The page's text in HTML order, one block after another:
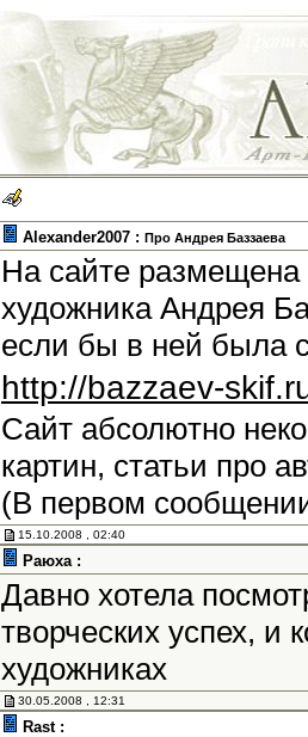
Alexander2007 : Про Андрея Баззаева
На сайте размещена
художника Андрея
если бы в ней была
http://bazzaev-
Сайт абсолютно
картин, статьи про
(В первом
15.10.2008 , 02:40
Раюха :
Давно хотела
творческих успех,
художниках
30.05.2008 , 12:31
Rast :